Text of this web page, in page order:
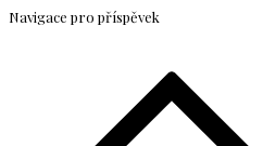
Navigace pro příspěvek